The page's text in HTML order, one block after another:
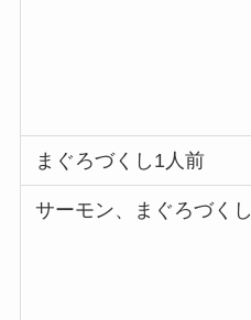
まぐろづくし1人前
サーモン、まぐろづくし